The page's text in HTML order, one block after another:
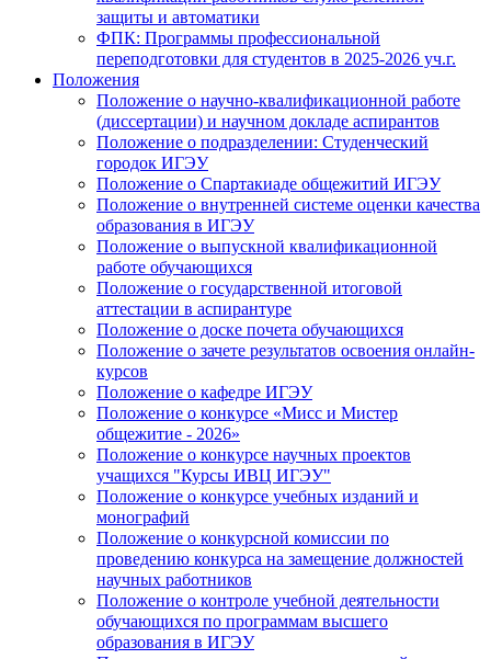
защиты и автоматики
ФПК: Программы профессиональной
переподготовки для студентов в 2025-2026 уч.г.
Положения
Положение о научно-квалификационной работе
(диссертации) и научном докладе аспирантов
Положение о подразделении: Студенческий
городок ИГЭУ
Положение о Спартакиаде общежитий ИГЭУ
Положение о внутренней системе оценки качества
образования в ИГЭУ
Положение о выпускной квалификационной
работе обучающихся
Положение о государственной итоговой
аттестации в аспирантуре
Положение о доске почета обучающихся
Положение о зачете результатов освоения онлайн-
курсов
Положение о кафедре ИГЭУ
Положение о конкурсе «Мисс и Мистер
общежитие - 2026»
Положение о конкурсе научных проектов
учащихся "Курсы ИВЦ ИГЭУ"
Положение о конкурсе учебных изданий и
монографий
Положение о конкурсной комиссии по
проведению конкурса на замещение должностей
научных работников
Положение о контроле учебной деятельности
обучающихся по программам высшего
образования в ИГЭУ